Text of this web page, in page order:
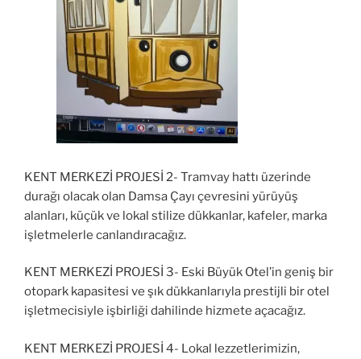
KENT MERKEZİ PROJESİ 2- Tramvay hattı üzerinde
durağı olacak olan Damsa Çayı çevresini yürüyüş
alanları, küçük ve lokal stilize dükkanlar, kafeler, marka
işletmelerle canlandıracağız.
KENT MERKEZİ PROJESİ 3- Eski Büyük Otel’in geniş bir
otopark kapasitesi ve şık dükkanlarıyla prestijli bir otel
işletmecisiyle işbirliği dahilinde hizmete açacağız.
KENT MERKEZİ PROJESİ 4- Lokal lezzetlerimizin,